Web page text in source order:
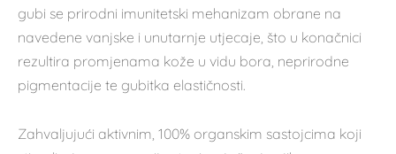
gubi se prirodni imunitetski mehanizam obrane na
navedene vanjske i unutarnje utjecaje, što u konačnici
rezultira promjenama kože u vidu bora, neprirodne
pigmentacije te gubitka elastičnosti.
Zahvaljujući aktivnim, 100% organskim sastojcima koji